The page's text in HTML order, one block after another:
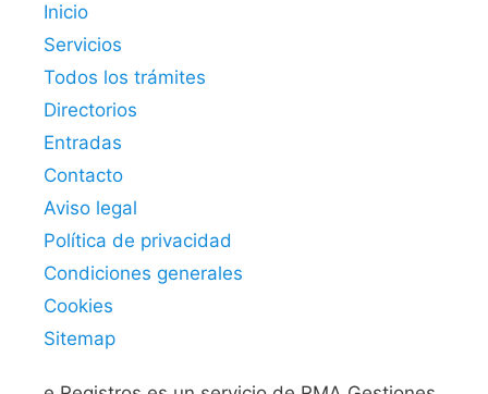
Inicio
Servicios
Todos los trámites
Directorios
Entradas
Contacto
Aviso legal
Política de privacidad
Condiciones generales
Cookies
Sitemap